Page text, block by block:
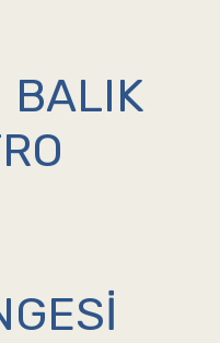
BALIK